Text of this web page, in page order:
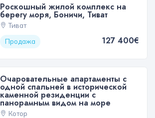
Роскошный жилой комплекс на
берегу моря, Боничи, Тиват
Тиват
Продажа
127 400€
Очаровательные апартаменты с
одной спальней в исторической
каменной резиденции с
панорамным видом на море
Котор